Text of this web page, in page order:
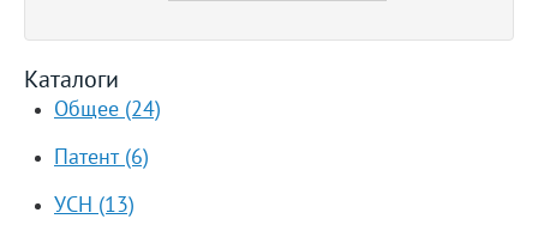
Каталоги
Общее (24)
Патент (6)
УСН (13)